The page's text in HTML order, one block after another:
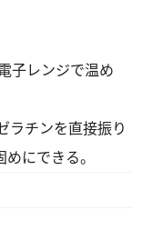
子レンジで温め
チンを直接振り
にできる。